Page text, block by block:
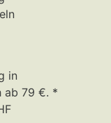
in
ab 79 €. *